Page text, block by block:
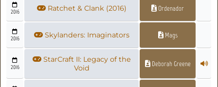
2016 Ratchet & Clank (2016) Ordenador
2016 Skylanders: Imaginators Mags
2016
StarCraft II: Legacy of the
Void
Deborah Greene